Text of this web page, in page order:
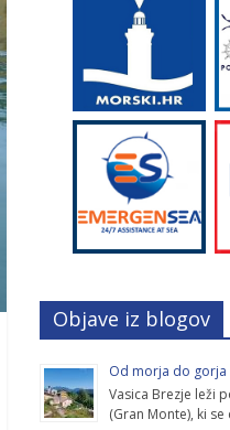
Objave iz blogov
Od morja do gorja
Vasica Brezje leži
(Gran Monte), ki